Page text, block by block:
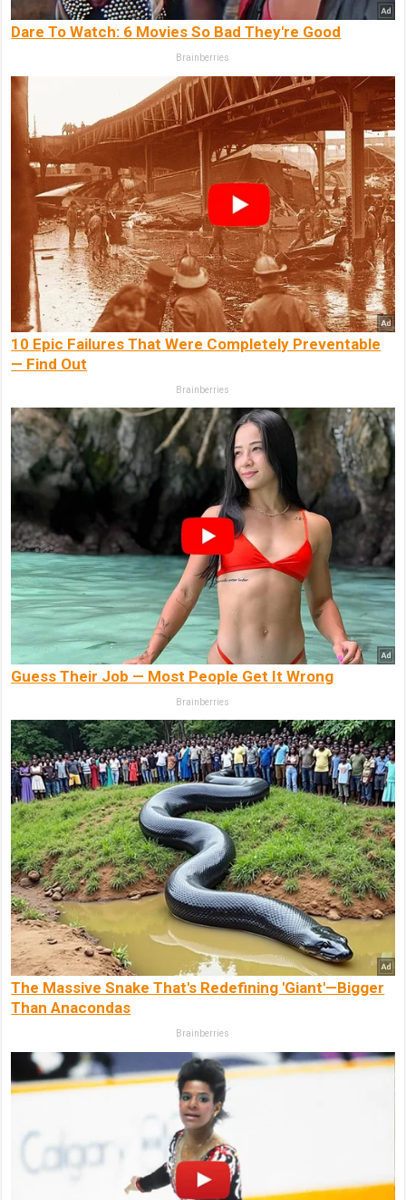
Dare To Watch: 6 Movies So Bad They're Good
Brainberries
10 Epic Failures That Were Completely Preventable
— Find Out
Brainberries
Guess Their Job — Most People Get It Wrong
Brainberries
The Massive Snake That's Redefining 'Giant'—Bigger
Than Anacondas
Brainberries